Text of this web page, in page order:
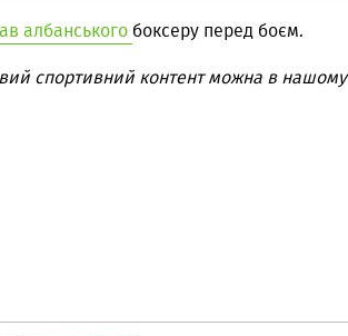
албанського боксеру перед боєм.
спортивний контент можна в нашому